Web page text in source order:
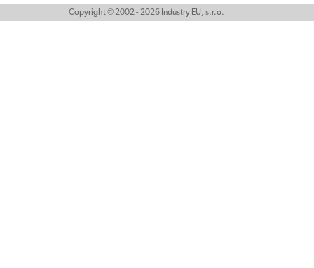
Copyright © 2002 - 2026 Industry EU, s.r.o.